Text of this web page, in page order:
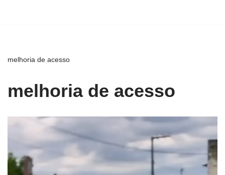
melhoria de acesso
melhoria de acesso